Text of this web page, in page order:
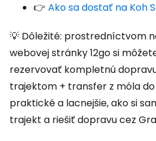
👉 Ako sa dostať na Koh
💡 Dôležité: prostredníctvom
webovej stránky 12go si
rezervovať kompletnú
trajektom + transfer z móla do
praktické a lacnejšie, ako si
trajekt a riešiť dopravu cez